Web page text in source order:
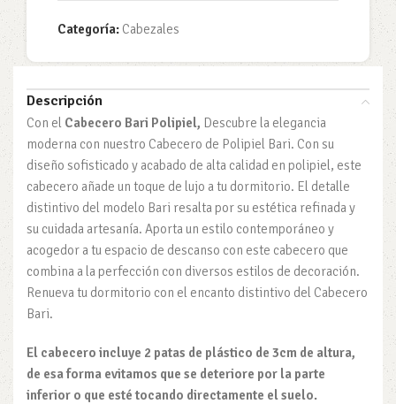
Categoría: Cabezales
Descripción
Con el Cabecero Bari Polipiel, Descubre la elegancia
moderna con nuestro Cabecero de Polipiel Bari. Con su
diseño sofisticado y acabado de alta calidad en polipiel, este
cabecero añade un toque de lujo a tu dormitorio. El detalle
distintivo del modelo Bari resalta por su estética refinada y
su cuidada artesanía. Aporta un estilo contemporáneo y
acogedor a tu espacio de descanso con este cabecero que
combina a la perfección con diversos estilos de decoración.
Renueva tu dormitorio con el encanto distintivo del Cabecero
Bari.
El cabecero incluye 2 patas de plástico de 3cm de altura,
de esa forma evitamos que se deteriore por la parte
inferior o que esté tocando directamente el suelo.